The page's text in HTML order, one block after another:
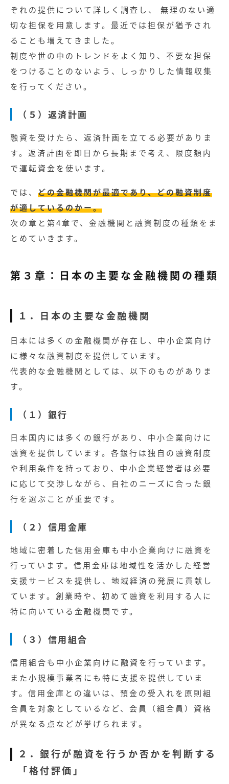
ぞれの提供について詳しく調査し、 無理のない適
切な担保を用意します。最近では担保が猶予され
ることも増えてきました。
制度や世の中のトレンドをよく知り、不要な担保
をつけることのないよう、しっかりした情報収集
を行ってください。
（５）返済計画
融資を受けたら、返済計画を立てる必要がありま
す。返済計画を即日から長期まで考え、限度額内
で運転資金を使います。
では、 どの金融機関が最適であり、どの融資制度
が適しているのかー。
次の章と第4章で、金融機関と融資制度の種類をま
とめていきます。
第３章：日本の主要な金融機関の種類
１．日本の主要な金融機関
日本には多くの金融機関が存在し、中小企業向け
に様々な融資制度を提供しています。
代表的な金融機関としては、以下のものがありま
す。
（１）銀行
日本国内には多くの銀行があり、中小企業向けに
融資を提供しています。各銀行は独自の融資制度
や利用条件を持っており、中小企業経営者は必要
に応じて交渉しながら、自社のニーズに合った銀
行を選ぶことが重要です。
（２）信用金庫
地域に密着した信用金庫も中小企業向けに融資を
行っています。信用金庫は地域性を活かした経営
支援サービスを提供し、地域経済の発展に貢献し
ています。 創業時や、初めて融資を利用する人に
特に向いている金融機関です。
（３）信用組合
信用組合も中小企業向けに融資を行っています。
また小規模事業者にも特に支援を提供していま
す。 信用金庫との違いは、預金の受入れを原則組
合員を対象としているなど、会員（組合員）資格
が異なる点などが挙げられます。
２．銀行が融資を行うか否かを判断する
「格付評価」